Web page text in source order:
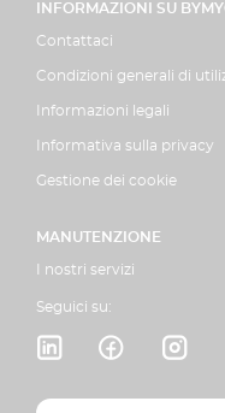
INFORMAZIONI SU
Contattaci
Condizioni generali di
Informazioni legali
Informativa sulla privacy
Gestione dei cookie
MANUTENZIONE
I nostri servizi
Seguici su: